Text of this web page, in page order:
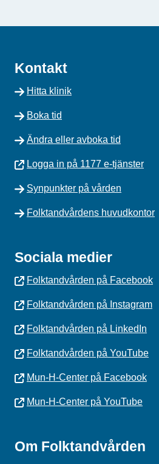
Kontakt
Hitta klinik
Boka tid
Ändra eller avboka tid
Logga in på 1177 e-tjänster
Synpunkter på vården
Folktandvårdens huvudkontor
Sociala medier
Folktandvården på Facebook
Folktandvården på Instagram
Folktandvården på LinkedIn
Folktandvården på YouTube
Mun-H-Center på Facebook
Mun-H-Center på YouTube
Om Folktandvården